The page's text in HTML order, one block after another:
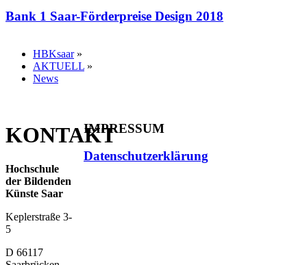
Bank 1 Saar-Förderpreise Design 2018
HBKsaar»
AKTUELL »
News
KONTAKT
Hochschule
der Bildenden
Künste Saar
Keplerstraße 3-
5
D 66117
IMPRESSUM
Datenschutzerklärung